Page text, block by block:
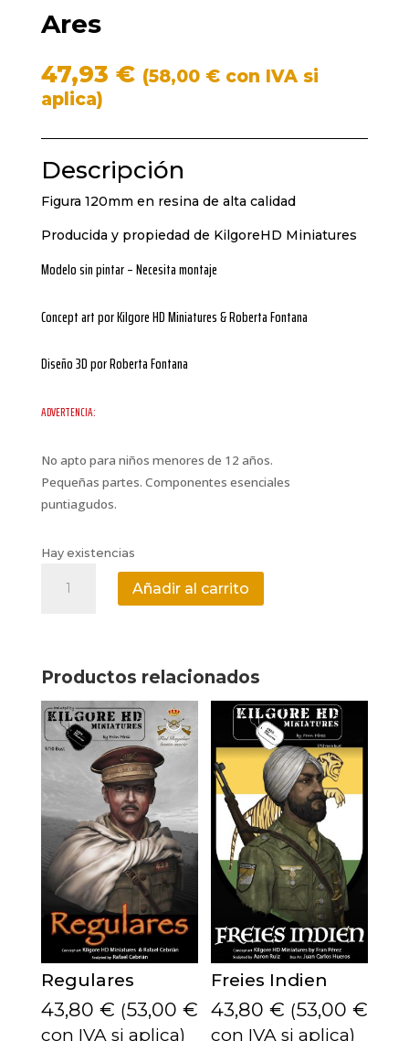
Ares
47,93 € (58,00 €con IVA si
aplica)
Descripción
Figura 120mm en resina de alta calidad
Producida y propiedad de KilgoreHD Miniatures
Modelo sin pintar – Necesita montaje
Concept art por Kilgore HD Miniatures & Roberta Fontana
Diseño 3D por Roberta Fontana
ADVERTENCIA:
No apto para niños menores de 12 años.
Pequeñas partes. Componentes esenciales
puntiagudos.
Hay existencias
cantidad
Añadir al carrito
Productos relacionados
Regulares
43,80 € (53,00 €
con IVA si aplica)
Freies Indien
43,80€ (53,00€
con IVA si aplica)